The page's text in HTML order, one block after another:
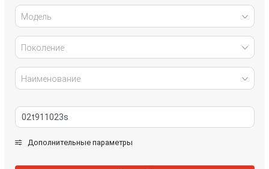
Kia
Land Rover
Mazda Mercedes-Benz
Nissan Opel
Модель
Поколение
Наименование
Дополнительные параметры